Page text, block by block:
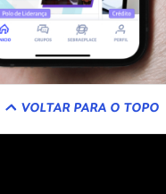
VOLTAR PARA O TOPO